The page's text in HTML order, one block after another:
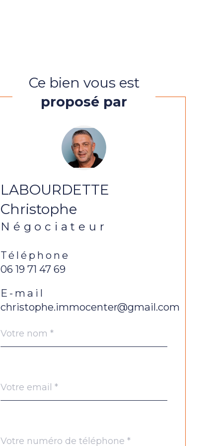
Ce bien vous est
proposé par
LABOURDETTE
Christophe
Négociateur
Téléphone
06 19 71 47 69
E-mail
christophe.immocenter@gmail.com
par
*
*
*